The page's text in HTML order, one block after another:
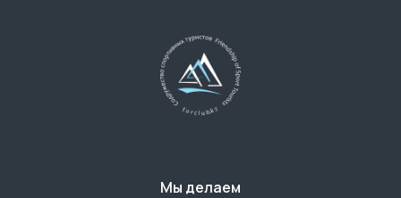
Мы делаем